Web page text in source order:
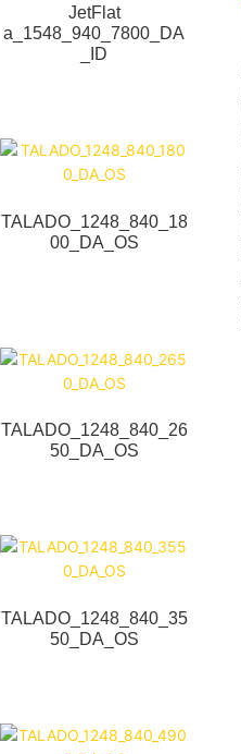
JetFlat
a_1548_940_7800_DA
_ID
TALADO_1248_840_18
00_DA_OS
TALADO_1248_840_26
50_DA_OS
TALADO_1248_840_35
50_DA_OS